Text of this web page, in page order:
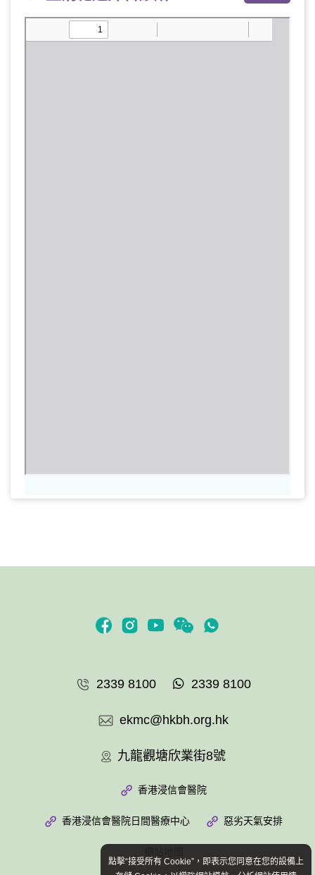
2339 8100 2339 8100
ekmc@hkbh.org.hk
九龍觀塘欣業街8號
香港浸信會醫院
香港浸信會醫院日間醫療中心 惡劣天氣安排
點擊“接受所有 Cookie”，即表示您同意在您的設備上